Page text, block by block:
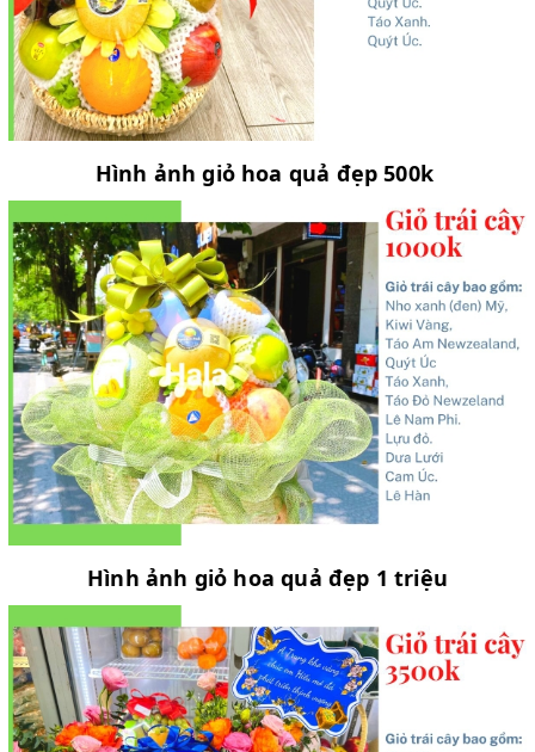
Hình ảnh giỏ hoa quả đẹp 500k
Hình ảnh giỏ hoa quả đẹp 1 triệu